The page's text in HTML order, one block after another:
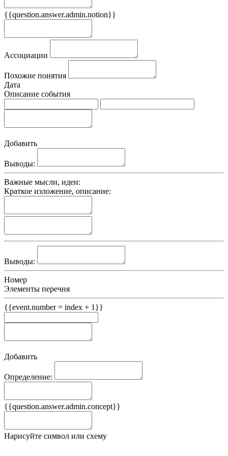
{{question.answer.admin.notion}}
Ассоциации
Похожие понятия
Дата
Описание события
Добавить
Выводы:
Важные мысли, идеи:
Краткое изложение, описание:
Выводы:
Номер
Элементы перечня
{{event.number = index + 1}}
Добавить
Определение:
{{question.answer.admin.concept}}
Нарисуйте символ или схему